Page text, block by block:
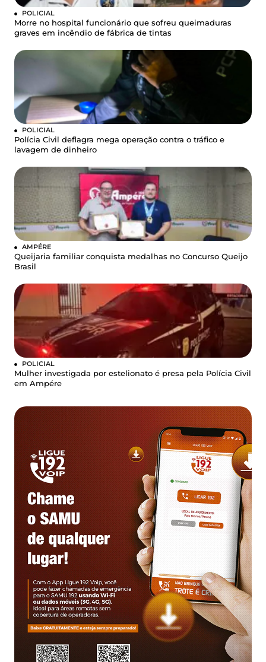
POLICIAL
Morre no hospital funcionário que sofreu queimaduras
graves em incêndio de fábrica de tintas
POLICIAL
Polícia Civil deflagra mega operação contra o tráfico e
lavagem de dinheiro
AMPÉRE
Queijaria familiar conquista medalhas no Concurso Queijo
Brasil
POLICIAL
Mulher investigada por estelionato é presa pela Polícia Civil
em Ampére